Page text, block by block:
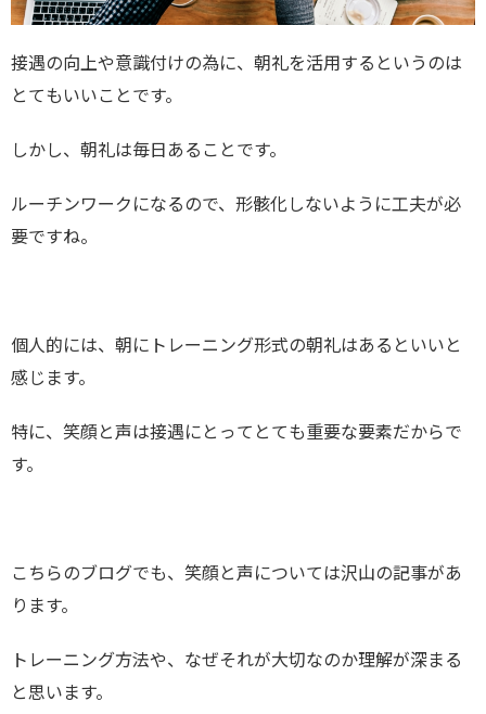
接遇の向上や意識付けの為に、朝礼を活用するというのは
とてもいいことです。
しかし、朝礼は毎日あることです。
ルーチンワークになるので、形骸化しないように工夫が必
要ですね。
個人的には、朝にトレーニング形式の朝礼はあるといいと
感じます。
特に、笑顔と声は接遇にとってとても重要な要素だからで
す。
こちらのブログでも、笑顔と声については沢山の記事があ
ります。
トレーニング方法や、なぜそれが大切なのか理解が深まる
と思います。